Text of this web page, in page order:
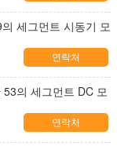
세그먼트 시동기 모
연락처
의 세그먼트 DC 모
연락처